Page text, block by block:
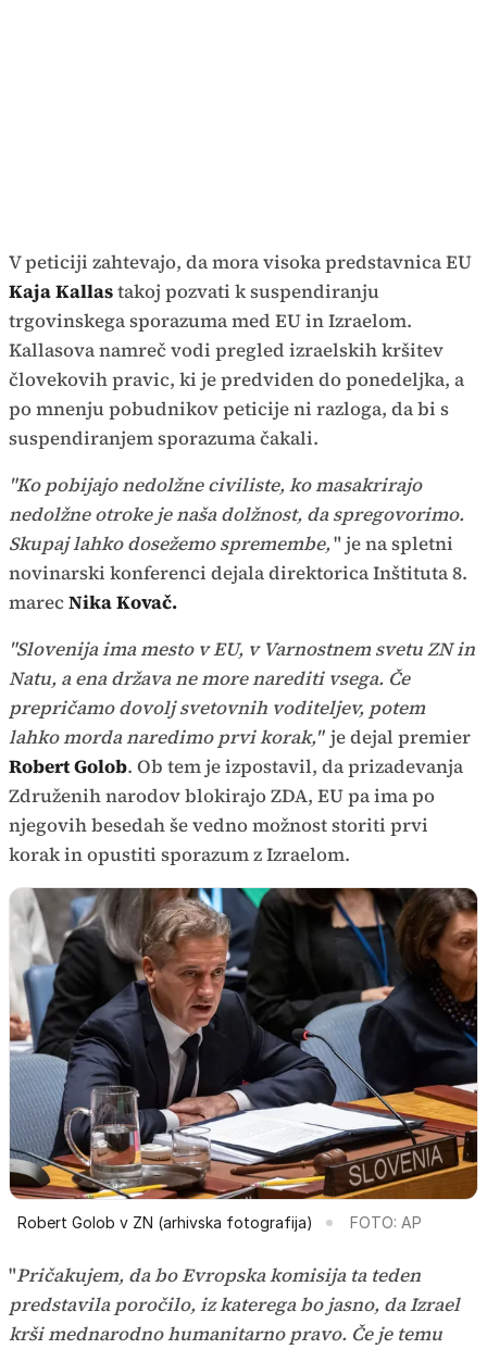
V peticiji zahtevajo, da mora visoka predstavnica EU
Kaja Kallastakoj pozvati k suspendiranju
trgovinskega sporazuma med EU in Izraelom.
Kallasova namreč vodi pregled izraelskih kršitev
človekovih pravic, ki je predviden do ponedeljka, a
po mnenju pobudnikov peticije ni razloga, da bi s
suspendiranjem sporazuma čakali.
"Ko pobijajo nedolžne civiliste, ko masakrirajo
nedolžne otroke je naša dolžnost, da spregovorimo.
Skupaj lahko dosežemo spremembe," je na spletni
novinarski konferenci dejala direktorica Inštituta 8.
marecNika Kovač.
"Slovenija ima mesto v EU, v Varnostnem svetu ZN in
Natu, a ena država ne more narediti vsega. Če
prepričamo dovolj svetovnih voditeljev, potem
lahko morda naredimo prvi korak," je dejal premier
Robert Golob. Ob tem je izpostavil, da prizadevanja
Združenih narodov blokirajo ZDA, EU pa ima po
njegovih besedah še vedno možnost storiti prvi
korak in opustiti sporazum z Izraelom.
Robert Golob v ZN (arhivska fotografija) FOTO: AP
"Pričakujem, da bo Evropska komisija ta teden
predstavila poročilo, iz katerega bo jasno, da Izrael
krši mednarodno humanitarno pravo. Če je temu